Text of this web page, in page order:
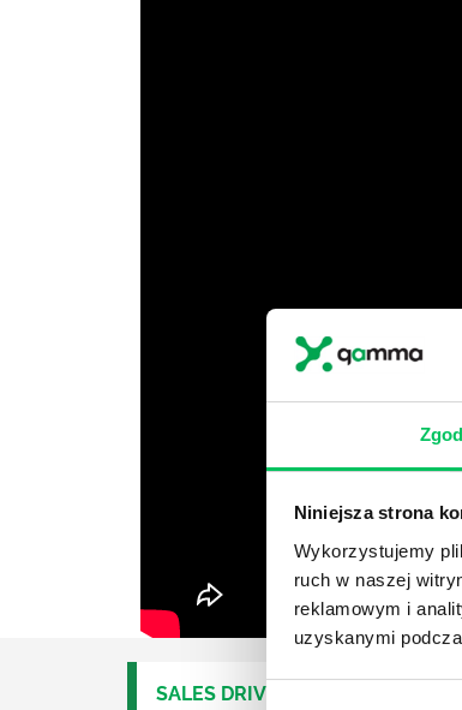
Niniejsza strona
Wykorzystujemy
ruch w naszej
reklamowym i
uzyskanymi
SALES DRIVE MANAGEMENT –